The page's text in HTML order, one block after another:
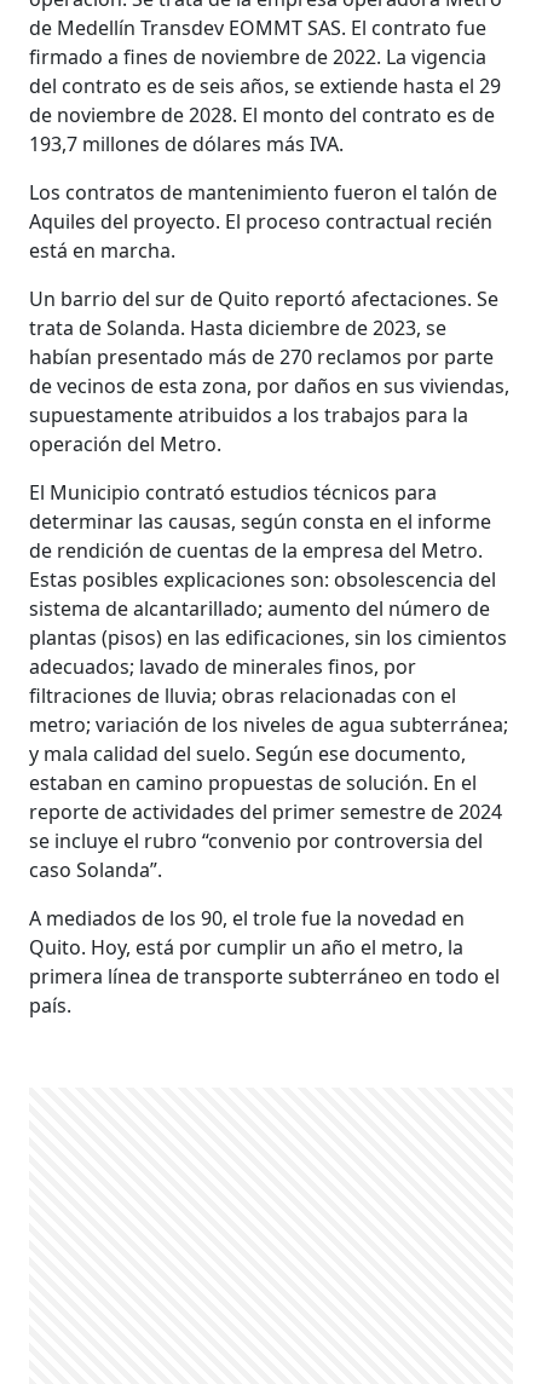
de Medellín Transdev EOMMT SAS. El contrato fue
firmado a fines de noviembre de 2022. La vigencia
del contrato es de seis años, se extiende hasta el 29
de noviembre de 2028. El monto del contrato es de
193,7 millones de dólares más IVA.
Los contratos de mantenimiento fueron el talón de
Aquiles del proyecto. El proceso contractual recién
está en marcha.
Un barrio del sur de Quito reportó afectaciones. Se
trata de Solanda. Hasta diciembre de 2023, se
habían presentado más de 270 reclamos por parte
de vecinos de esta zona, por daños en sus viviendas,
supuestamente atribuidos a los trabajos para la
operación del Metro.
El Municipio contrató estudios técnicos para
determinar las causas, según consta en el informe
de rendición de cuentas de la empresa del Metro.
Estas posibles explicaciones son: obsolescencia del
sistema de alcantarillado; aumento del número de
plantas (pisos) en las edificaciones, sin los cimientos
adecuados; lavado de minerales finos, por
filtraciones de lluvia; obras relacionadas con el
metro; variación de los niveles de agua subterránea;
y mala calidad del suelo. Según ese documento,
estaban en camino propuestas de solución. En el
reporte de actividades del primer semestre de 2024
se incluye el rubro “convenio por controversia del
caso Solanda”.
A mediados de los 90, el trole fue la novedad en
Quito. Hoy, está por cumplir un año el metro, la
primera línea de transporte subterráneo en todo el
país.